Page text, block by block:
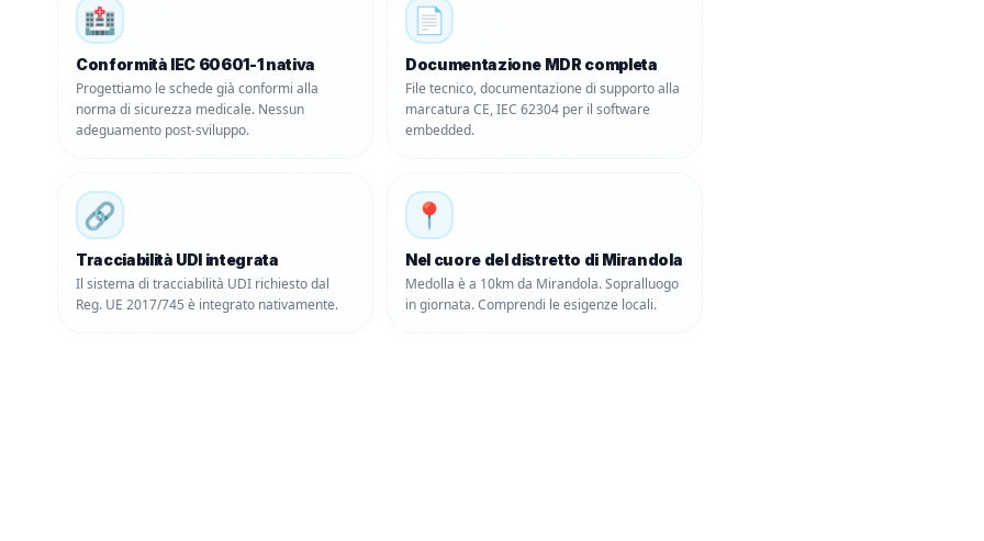
🏥
Conformità IEC 60601-1 nativa
Progettiamo le schede già conformi alla
norma di sicurezza medicale. Nessun
adeguamento post-sviluppo.
📄
Documentazione MDR completa
File tecnico, documentazione di supporto alla
marcatura CE, IEC 62304 per il software
embedded.
🔗
Tracciabilità UDI integrata
Il sistema di tracciabilità UDI richiesto dal
Reg. UE 2017/745 è integrato nativamente.
📍
Nel cuore del distretto di Mirandola
Medolla è a 10km da Mirandola. Sopralluogo
in giornata. Comprendi le esigenze locali.